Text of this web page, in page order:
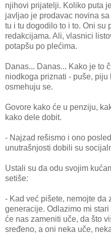
njihovi prijatelji. Koliko puta
javljao je prodavac novina
tu i tu dogodilo to i to. Oni su
redakcijama. Ali, vlasnici
potapšu po plećima.
Danas... Danas... Kako je to
niodkoga priznati - puše, piju
osmehuju se.
Govore kako će u penziju,
kako dele dobit.
- Najzad rešismo i ono
unutrašnjosti dobili su
Ustali su da odu svojim
setiše:
- Kad već pišete, nemojte da
generacije. Odlazimo mi
će nas zameniti uče, da što
sređeno, a oni neka uče,